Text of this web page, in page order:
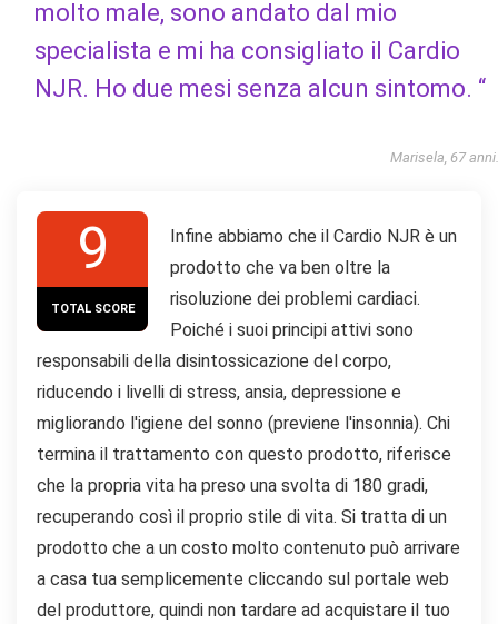
molto male, sono andato dal mio
specialista e mi ha consigliato il Cardio
NJR. Ho due mesi senza alcun sintomo. “
Marisela, 67 anni.
9
TOTAL SCORE
Infine abbiamo che il Cardio NJR è un
prodotto che va ben oltre la
risoluzione dei problemi cardiaci.
Poiché i suoi principi attivi sono
responsabili della disintossicazione del corpo,
riducendo i livelli di stress, ansia, depressione e
migliorando l'igiene del sonno (previene l'insonnia). Chi
termina il trattamento con questo prodotto, riferisce
che la propria vita ha preso una svolta di 180 gradi,
recuperando così il proprio stile di vita. Si tratta di un
prodotto che a un costo molto contenuto può arrivare
a casa tua semplicemente cliccando sul portale web
del produttore, quindi non tardare ad acquistare il tuo